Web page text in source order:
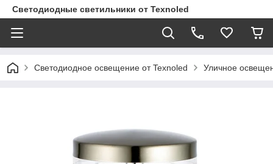
Светодиодные светильники от Texnoled
Светодиодное освещение от Texnoled Уличное